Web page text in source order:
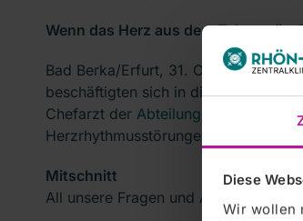
Diese
Wir wollen
Wenn das Herz aus dem Takt
Bad Berka/Erfurt, 31. Oktober 2025
beschäftigten sich in dieser Woche
Chefarzt der Abteilung
Herzrhythmusstörungen ungefährlich
Mitschnitt
All unsere Fragen und Antworten der